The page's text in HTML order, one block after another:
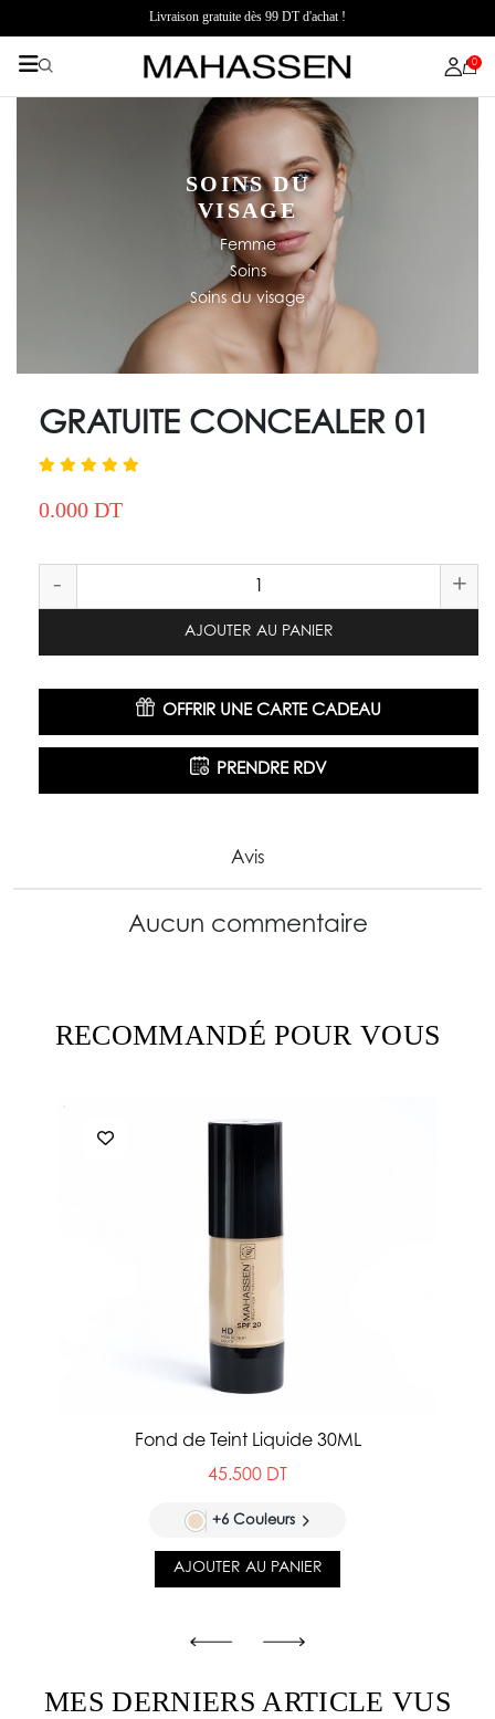
Livraison gratuite dès 99 DT d'achat !
0
SOINS DU
VISAGE
Femme
Soins
Soins du visage
GRATUITE CONCEALER 01
0.000 DT
- +
AJOUTER AU PANIER
OFFRIR UNE CARTE CADEAU
PRENDRE RDV
Avis
Aucun commentaire
RECOMMANDÉ POUR VOUS
Fond de Teint Liquide 30ML
45.500 DT
+6 Couleurs
AJOUTER AU PANIER
MES DERNIERS ARTICLE VUS